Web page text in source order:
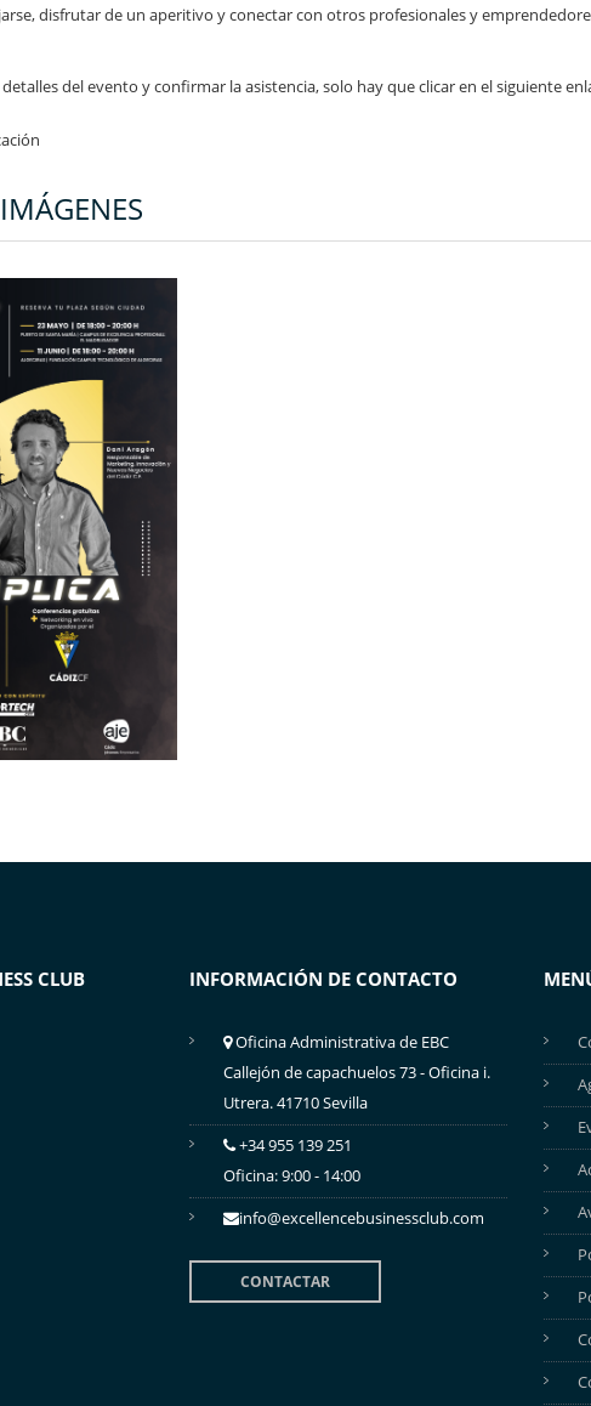
disfrutar de un aperitivo y conectar con otros profesionales y
del evento y confirmar la asistencia, solo hay que clicar en el siguiente
CLUB INFORMACIÓN DE CONTACTO
Oficina Administrativa de EBC
Callejón de capachuelos 73 - Oficina i.
Utrera. 41710 Sevilla
+34 955 139 251
Oficina: 9:00 - 14:00
info@excellencebusinessclub.com
CONTACTAR